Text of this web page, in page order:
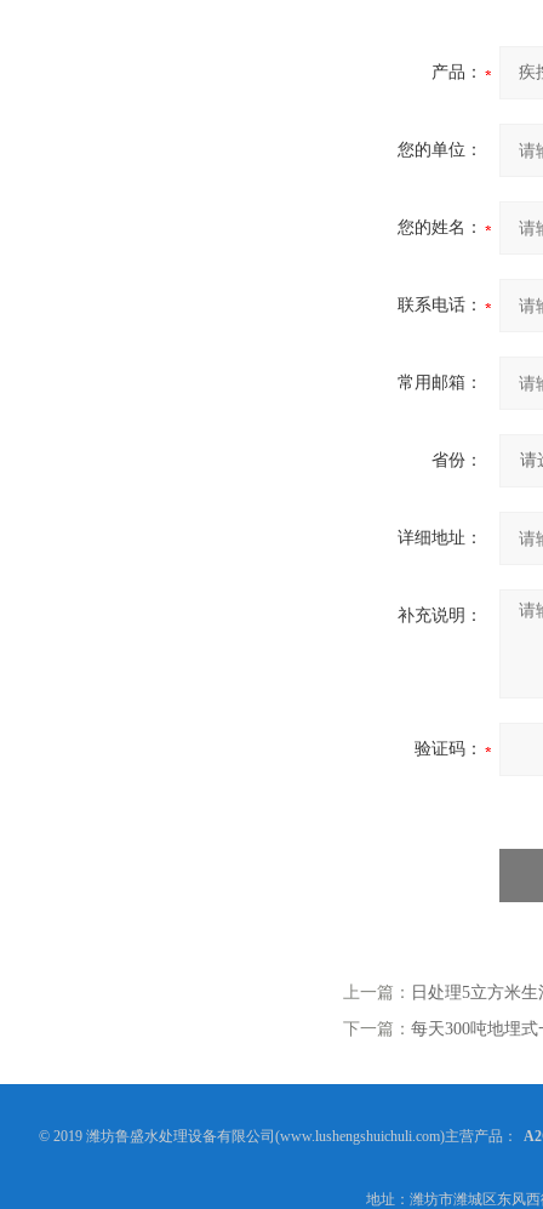
产品：
您的单位：
您的姓名：
联系电话：
常用邮箱：
省份：
详细地址：
补充说明：
验证码：
上一篇： 日处理5立方米
下一篇： 每天300吨地埋
© 2019 潍坊鲁盛水处理设备有限公司(www.lushengshuichuli.com)主营产品：
地址：潍坊市潍城区东风